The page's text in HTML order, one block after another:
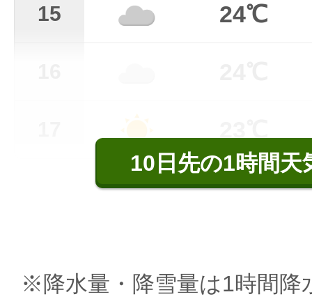
15 24℃
10日先の1時間天
※降水量・降雪量は1時間降